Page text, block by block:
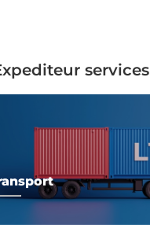
services